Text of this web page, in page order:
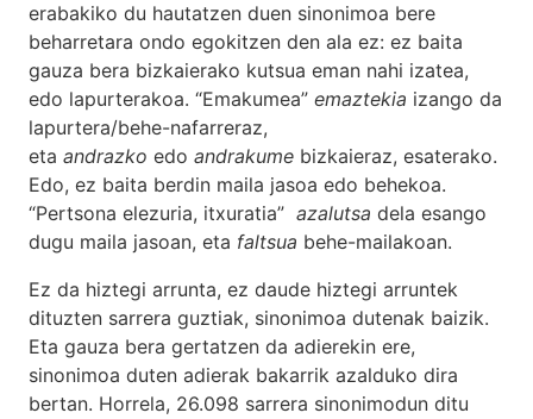
erabakiko du hautatzen duen sinonimoa bere
beharretara ondo egokitzen den ala ez: ez baita
gauza bera bizkaierako kutsua eman nahi izatea,
edo lapurterakoa. “Emakumea” emaztekia izango da
lapurtera/behe-nafarreraz,
eta andrazko edo andrakume bizkaieraz, esaterako.
Edo, ez baita berdin maila jasoa edo behekoa.
“Pertsona elezuria, itxuratia” azalutsa dela esango
dugu maila jasoan, eta faltsua behe-mailakoan.
Ez da hiztegi arrunta, ez daude hiztegi arruntek
dituzten sarrera guztiak, sinonimoa dutenak baizik.
Eta gauza bera gertatzen da adierekin ere,
sinonimoa duten adierak bakarrik azalduko dira
bertan. Horrela, 26.098 sarrera sinonimodun ditu